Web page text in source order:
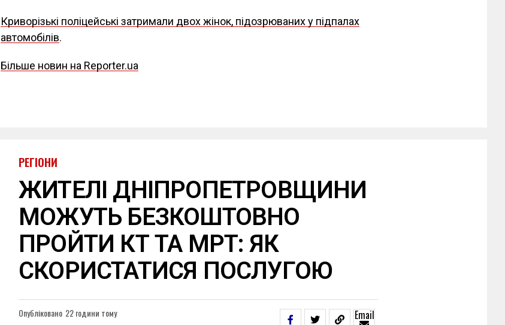
Криворізькі поліцейські затримали двох жінок, підозрюваних у підпалах
автомобілів.
Більше новин на Reporter.ua
РЕГІОНИ
ЖИТЕЛІ ДНІПРОПЕТРОВЩИНИ
МОЖУТЬ БЕЗКОШТОВНО
ПРОЙТИ КТ ТА МРТ: ЯК
СКОРИСТАТИСЯ ПОСЛУГОЮ
Опубліковано 22 години тому Email